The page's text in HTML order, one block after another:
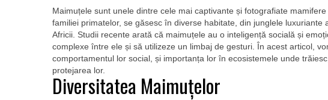
Maimuțele sunt unele dintre cele mai captivante și fotografiate
familiei primatelor, se găsesc în diverse habitate, din junglele luxuriante
Africii. Studii recente arată că maimuțele au o inteligență socială și
complexe între ele și să utilizeze un limbaj de gesturi. În acest articol,
comportamentul lor social, și importanța lor în ecosistemele unde
protejarea lor.
Diversitatea Maimuțelor